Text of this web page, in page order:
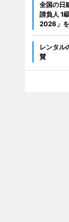
全国の日
請負人 1
2026」
レンタル
賛